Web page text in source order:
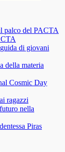
palco del PACTA
di giovani
della materia
Cosmic Day
ragazzi
nella
Piras